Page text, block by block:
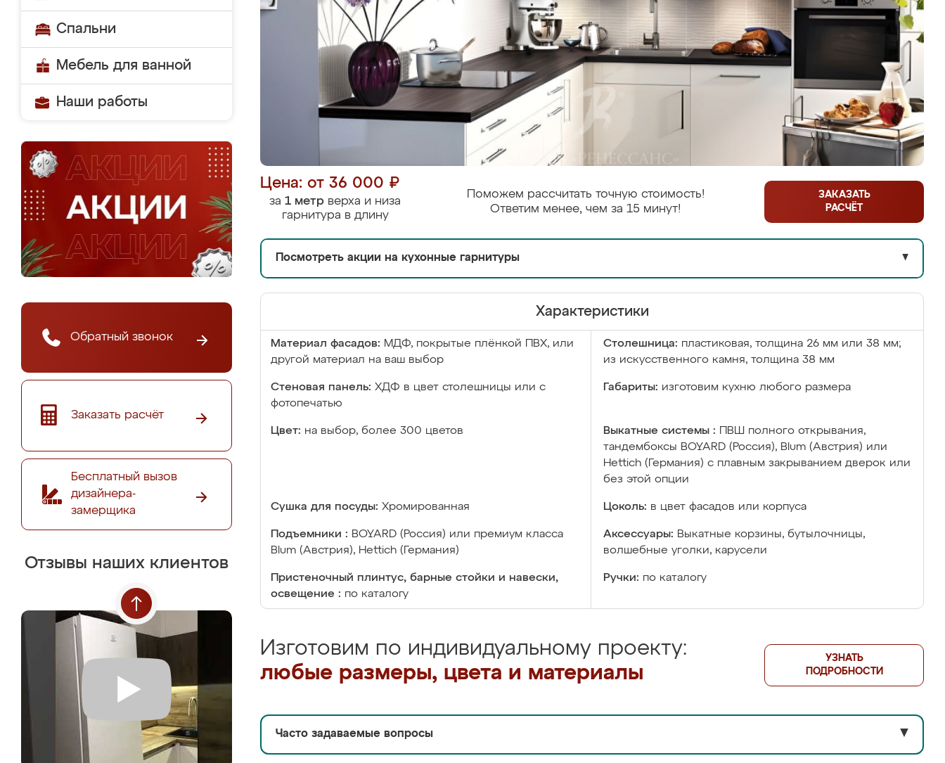
Спальни
Мебель для ванной
Наши работы
Обратный звонок
Заказать расчёт
Бесплатный вызов
дизайнера-
замерщика
Отзывы наших клиентов
Цена: от 36 000 ₽
за 1 метр верха и низа
гарнитура в длину
Поможем рассчитать точную стоимость!
Ответим менее, чем за 15 минут!
ЗАКАЗАТЬ
РАСЧЁТ
Посмотреть акции на кухонные гарнитуры ▼
Характеристики
Материал фасадов: МДФ, покрытые плёнкой ПВХ, или
другой материал на ваш выбор
Столешница: пластиковая, толщина 26 мм или 38 мм;
из искусственного камня, толщина 38 мм
Стеновая панель: ХДФ в цвет столешницы или с
фотопечатью
Габариты: изготовим кухню любого размера
Цвет: на выбор, более 300 цветов Выкатные системы :
ПВШ полного открывания,
тандембоксы BOYARD (Россия), Blum (Австрия) или
Hettich (Германия) с плавным закрыванием дверок или
без этой опции
Сушка для посуды: Хромированная Цоколь: в цвет фасадов или корпуса
Подъемники : BOYARD (Россия) или премиум класса
Blum (Австрия), Hettich (Германия)
Аксессуары: Выкатные корзины, бутылочницы,
волшебные уголки, карусели
Пристеночный плинтус, барные стойки и навески,
освещение : по каталогу
Ручки: по каталогу
Изготовим по индивидуальному проекту:
любые размеры, цвета и материалы
УЗНАТЬ
ПОДРОБНОСТИ
Часто задаваемые вопросы ▼